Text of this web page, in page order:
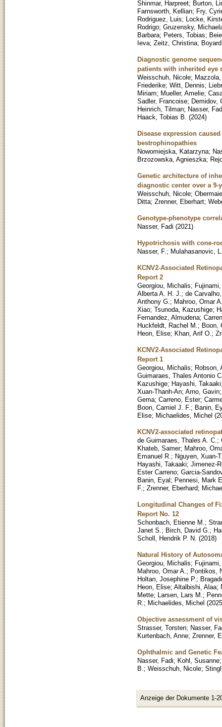
Shinmar, Harpreet; Burton,
Farnsworth, Kellian; Fry,
Rodriguez, Luis; Locke,
Rodrigo; Gruzensky,
Barbara; Peters, Tobias;
Ieva; Zeitz, Christina;
Diagnostic genome
patients with inherited eye
Weisschuh, Nicole;
Friederike; Witt, Dennis;
Miriam; Mueller, Amelie;
Sadler, Francoise; Demidov,
Heinrich, Tilman; Nasser,
Haack, Tobias B. (2024)
Disease expression
bestrophinopathies
Nowomiejska, Katarzyna;
Brzozowska, Agnieszka;
Genetic architecture of
diagnostic center over a 9-
Weisschuh, Nicole;
Ditta; Zrenner, Eberhart;
Genotype-phenotype
Nasser, Fadi (2021)
Hypotrichosis with cone-
Nasser, F. ; Mulahasanovic,
KCNV2-Associated
Report 2
Georgiou, Michalis;
Alberta A. H. J. ; de
Anthony G. ; Mahroo, Omar
Xiao; Tsunoda, Kazushige;
Fernandez, Almudena;
Huckfeldt, Rachel M. ; Boon,
Heon, Elise; Khan, Arif O. ;
KCNV2-Associated
Report 1
Georgiou, Michalis; Robson,
Guimaraes, Thales Antonio
Kazushige; Hayashi, Takaaki
Xuan-Thanh-An; Arno, Gavin
Gema; Carreno, Ester;
Boon, Camiel J. F. ; Banin,
Elise; Michaelides, Michel (
KCNV2-associated
de Guimaraes, Thales A. C. ;
Khateb, Samer; Mahroo,
Emanuel R. ; Nguyen, Xuan-
Hayashi, Takaaki; Jimenez-
Ester Carreno; Garcia-
Banin, Eyal; Pennesi, Mark
F. ; Zrenner, Eberhard;
Longitudinal Changes of
Report No. 12
Schonbach, Etienne M. ;
Janet S. ; Birch, David G. ;
Scholl, Hendrik P. N. (2018)
Natural History of
Georgiou, Michalis;
Mahroo, Omar A. ; Pontikos,
Holtan, Josephine P. ;
Heon, Elise; Altalbishi, Alaa;
Mette; Larsen, Lars M. ;
R. ; Michaelides, Michel (2025
Objective assessment of
Strasser, Torsten; Nasser,
Kurtenbach, Anne; Zrenner,
Ophthalmic and Genetic
Nasser, Fadi; Kohl, Susanne
B. ; Weisschuh, Nicole;
Anzeige der Dokumente 1-